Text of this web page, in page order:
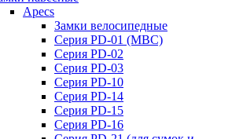
Apecs
Замки велосипедные
Серия PD-01 (МВС)
Серия PD-02
Серия PD-03
Серия PD-10
Серия PD-14
Серия PD-15
Серия PD-16